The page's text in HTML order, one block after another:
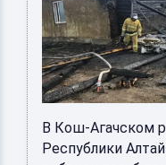
В Кош-Агачском
Республики